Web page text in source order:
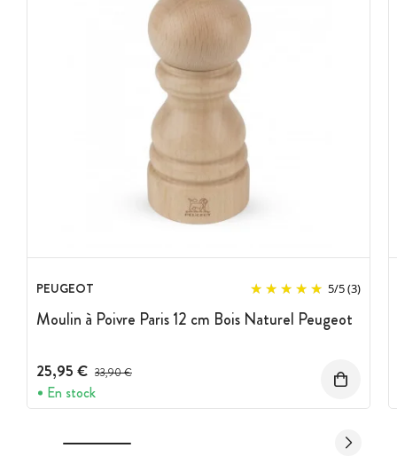
PEUGEOT 5/5(3)
Moulin à Poivre Paris 12 cm Bois Naturel Peugeot
25,95 € Prix avant réduction :
33,90 €
En stock